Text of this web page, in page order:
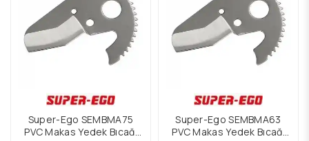
Super-Ego SEMBMA75
PVC Makas Yedek Bıçağı
Super-Ego SEMBMA63
PVC Makas Yedek Bıçağı